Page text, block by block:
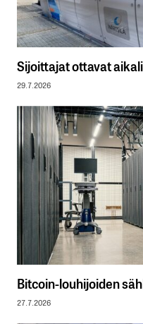
Sijoittajat ottavat
29.7.2026
Bitcoin-louhijoiden
27.7.2026